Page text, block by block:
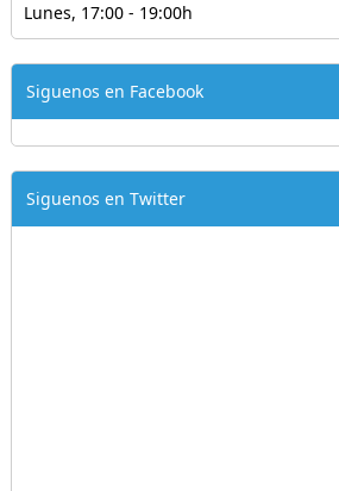
Lunes, 17:00 - 19:00h
Siguenos en Facebook
Siguenos en Twitter